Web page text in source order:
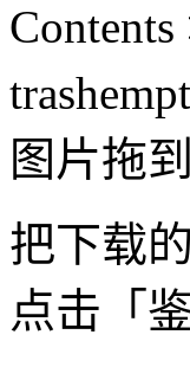
图片拖
把下载
点击「